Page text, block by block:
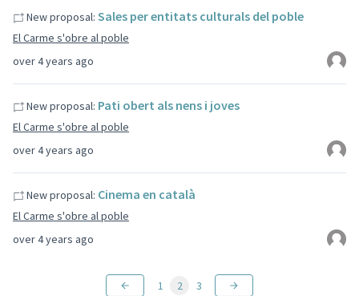
over 4 years ago
New proposal: Sales per entitats culturals del poble
El Carme s'obre al poble
over 4 years ago
New proposal: Pati obert als nens i joves
El Carme s'obre al poble
over 4 years ago
New proposal: Cinema en català
El Carme s'obre al poble
1 2 3